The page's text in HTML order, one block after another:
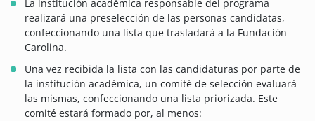
La institución académica responsable del programa
realizará una preselección de las personas candidatas,
confeccionando una lista que trasladará a la Fundación
Carolina.
Una vez recibida la lista con las candidaturas por parte de
la institución académica, un comité de selección evaluará
las mismas, confeccionando una lista priorizada. Este
comité estará formado por, al menos: